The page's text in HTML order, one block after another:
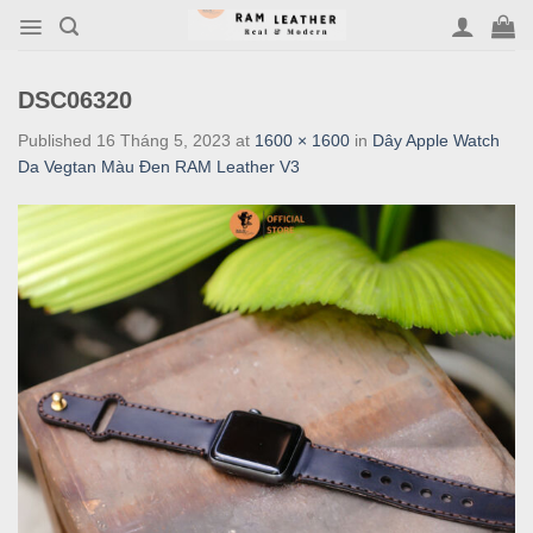
DSC06320
Published 16 Tháng 5, 2023 at 1600 × 1600 in Dây Apple Watch
Da Vegtan Màu Đen RAM Leather V3